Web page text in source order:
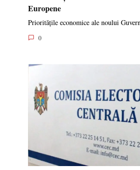
Europene
Prioritățile economice ale noului
0